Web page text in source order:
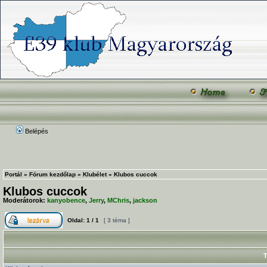
Belépés
Portál » Fórum kezdőlap » Klubélet» Klubos cuccok
Klubos cuccok
Moderátorok: kanyobence, Jerry, MChris, jackson
Oldal: 1 / 1 [ 3 téma ]